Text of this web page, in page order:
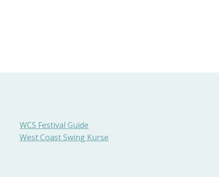
WCS Festival Guide
West Coast Swing Kurse